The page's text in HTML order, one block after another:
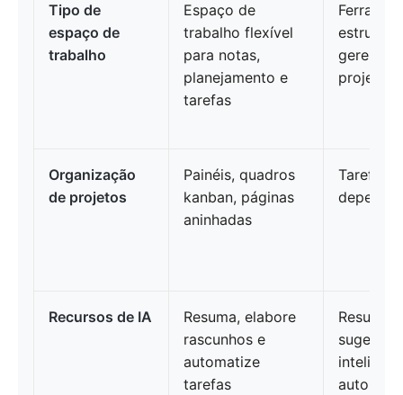
Tipo de
espaço de
trabalho
Espaço de
trabalho flexível
para notas,
planejamento e
tarefas
projetos
Organização
de projetos
Painéis, quadros
kanban, páginas
aninhadas
Tarefas,
Recursos de IA
Resuma, elabore
rascunhos e
automatize
tarefas